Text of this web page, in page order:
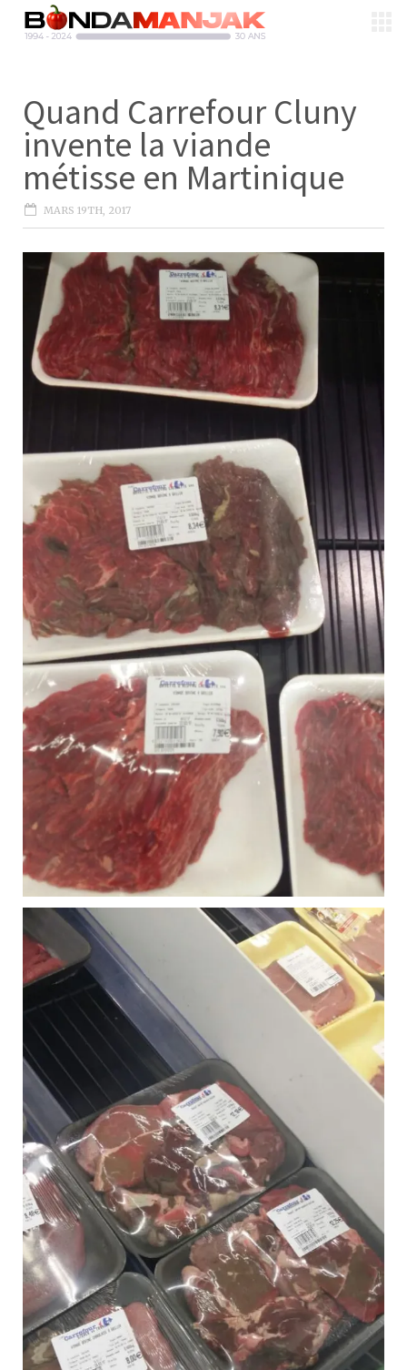
Quand Carrefour Cluny
invente la viande
métisse en Martinique
MARS 19TH, 2017